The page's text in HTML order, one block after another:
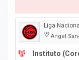
Liga
Angel
Instituto